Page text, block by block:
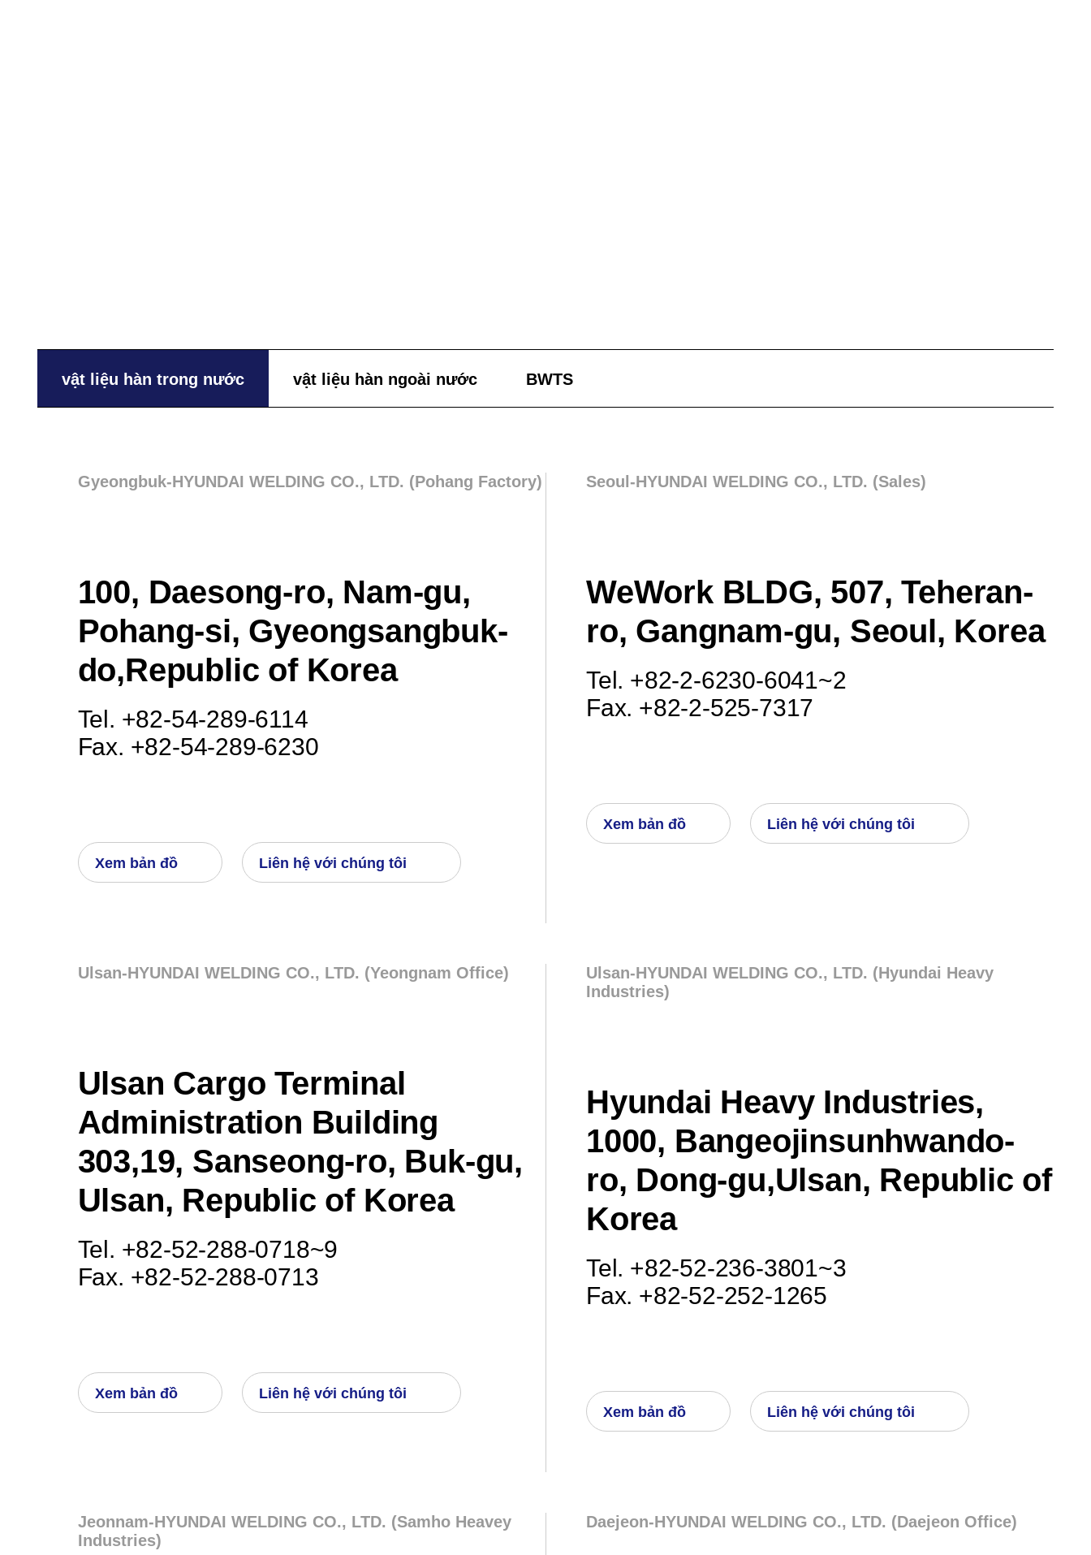
vật liệu hàn trong nước vật liệu hàn ngoài nước BWTS
Gyeongbuk-HYUNDAI WELDING CO., LTD. (Pohang Factory)
100, Daesong-ro, Nam-gu,
Pohang-si, Gyeongsangbuk-
do,Republic of Korea
Tel. +82-54-289-6114
Fax. +82-54-289-6230
Xem bản đồ Liên hệ với chúng tôi
Seoul-HYUNDAI WELDING CO., LTD. (Sales)
WeWork BLDG, 507, Teheran-
ro, Gangnam-gu, Seoul, Korea
Tel. +82-2-6230-6041~2
Fax. +82-2-525-7317
Xem bản đồ Liên hệ với chúng tôi
Ulsan-HYUNDAI WELDING CO., LTD. (Yeongnam Office)
Ulsan Cargo Terminal
Administration Building
303,19, Sanseong-ro, Buk-gu,
Ulsan, Republic of Korea
Tel. +82-52-288-0718~9
Fax. +82-52-288-0713
Xem bản đồ Liên hệ với chúng tôi
Ulsan-HYUNDAI WELDING CO., LTD. (Hyundai Heavy
Industries)
Hyundai Heavy Industries,
1000, Bangeojinsunhwando-
ro, Dong-gu,Ulsan, Republic of
Korea
Tel. +82-52-236-3801~3
Fax. +82-52-252-1265
Xem bản đồ Liên hệ với chúng tôi
Jeonnam-HYUNDAI WELDING CO., LTD. (Samho Heavey
Industries)
Daejeon-HYUNDAI WELDING CO., LTD. (Daejeon Office)